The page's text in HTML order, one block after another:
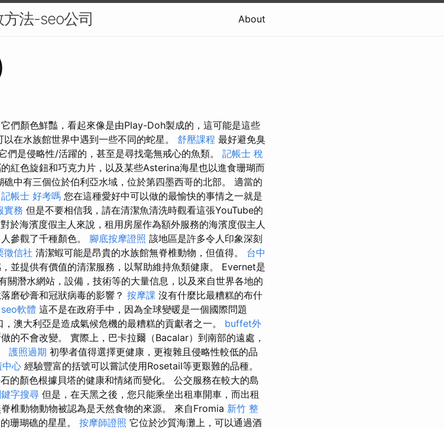
法-seo公司 About
們顏色鮮豔，看起來像是由Play-Doh製成的，這可能是這些
以在水族館世界中遇到一些不同的蛇星。 舒壓課程 最好避免臭
們是侵略性/活躍的，甚至是尋找毫無戒心的魚類。 記帳士 稅
紅色旋鈕和巧克力片，以及某些Asterina海星也以進食珊瑚而
礁中有三個位於伯利亞水域，位於第四墨西哥的北部。 適當的
記帳士 好考嗎 您在這種愛好中可以做的最愉快的事情之一就是
實務 但是不要相信我，請在清潔魚清洗時觀看這張YouTube的
對於海濱度假主人來說，租用房屋作為額外服務的海濱度假主人
參觀了千種顏色。 腳底按摩證照 該地區是許多令人印象深刻
徵信社 清潔蝦可能是昂貴的水族館無脊椎動物，但值得。 台中
並提供有價值的清潔服務，以幫助維持魚類健康。 Evernet是
關潛水網站，設備，技術等的大量信息，以及來自世界各地的
磨砂膏和冠狀病毒的影響？ 按摩課 沒有什麼比最糟糕的布什
seo軟體 這不是在政府手中，因為全球變暖是一個國際問題
澳大利亞是造成氣候危機的最糟糕的貢獻者之一。 buffet外
的不會改變。 實際上，巴卡拉爾（Bacalar）到南部的遠處，
護照過期 初學者值得選擇更健康，更複雜且侵略性較低的品
中心 經驗豐富的括號可以嘗試使用Rosetail等更艱難的品種。
的顏色根據貝塔的健康和情緒而變化。 公交服務在較大的島
字搜尋 但是，在天黑之後，您只能乘坐出租車開車，而出租
椎動物動物被認為是天然食物的來源。 來自Fromia 新竹 整
珊瑚礁的星星。 按摩師證照 它位於沙質海灘上，可以通過酒